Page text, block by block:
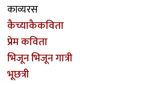
काव्यरस
कैच्याकैकविता
प्रेम कविता
भिजून भिजून गात्री
भूछत्री